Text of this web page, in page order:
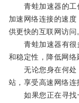
青蛙加速器的工
加速网络连接的速
供更快的互联网访问
青蛙加速器有很
和稳定性，降低网络
无论您身在何处
站，享受高速网络连
如果您正在寻找